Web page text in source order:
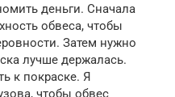
деньги. Сначала
обвеса, чтобы
Затем нужно
лучше держалась.
к покраске. Я
чтобы обвес